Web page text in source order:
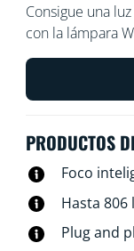
Consigue una
con la lámpara
luz blanca
voz para
de luz
PRODUCTOS
Foco
Hasta 806
Plug and